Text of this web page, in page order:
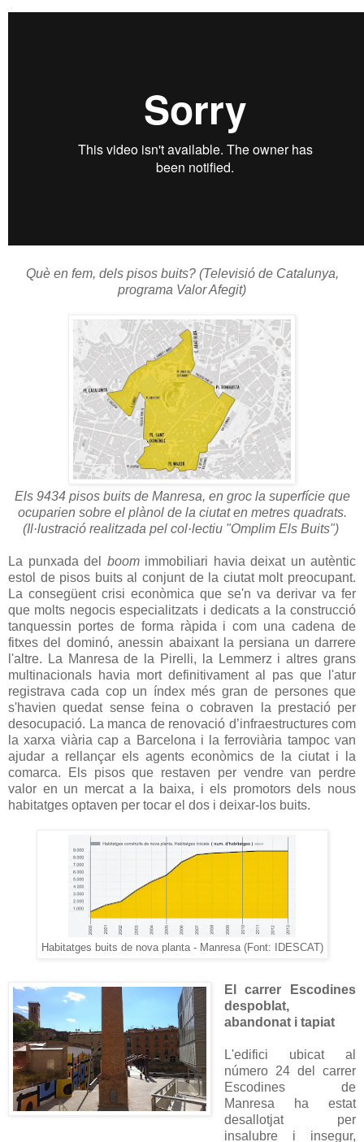
Què en fem, dels pisos buits? (Televisió de Catalunya,
programa Valor Afegit)
Els 9434 pisos buits de Manresa, en groc la superfície que
ocuparien sobre el plànol de la ciutat en metres quadrats.
(Il·lustració realitzada pel col·lectiu "Omplim Els Buits")
La punxada del boom immobiliari havia deixat un autèntic
estol de pisos buits al conjunt de la ciutat molt preocupant.
La consegüent crisi econòmica que se'n va derivar va fer
que molts negocis especialitzats i dedicats a la construcció
tanquessin portes de forma ràpida i com una cadena de
fitxes del dominó, anessin abaixant la persiana un darrere
l'altre. La Manresa de la Pirelli, la Lemmerz i altres grans
multinacionals havia mort definitivament al pas que l'atur
registrava cada cop un índex més gran de persones que
s'havien quedat sense feina o cobraven la prestació per
desocupació. La manca de renovació d’infraestructures com
la xarxa viària cap a Barcelona i la ferroviària tampoc van
ajudar a rellançar els agents econòmics de la ciutat i la
comarca. Els pisos que restaven per vendre van perdre
valor en un mercat a la baixa, i els promotors dels nous
habitatges optaven per tocar el dos i deixar-los buits.
Habitatges buits de nova planta - Manresa (Font: IDESCAT)
El carrer Escodines
despoblat,
abandonat i tapiat
L'edifici ubicat al
número 24 del carrer
Escodines de
Manresa ha estat
desallotjat per
insalubre i insegur,